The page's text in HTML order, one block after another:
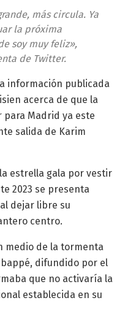
más circula. Ya
la próxima
soy muy feliz»,
de Twitter.
información publicada
acerca de que la
Madrid ya este
salida de Karim
estrella gala por vestir
2023 se presenta
dejar libre su
centro.
medio de la tormenta
difundido por el
que no activaría la
establecida en su